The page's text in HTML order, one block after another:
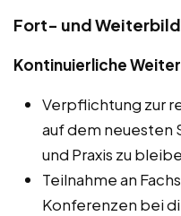
Fort- und
Kontinuierliche
Verpflichtung zur
auf dem neuesten
und Praxis zu
Teilnahme an
Konferenzen bei